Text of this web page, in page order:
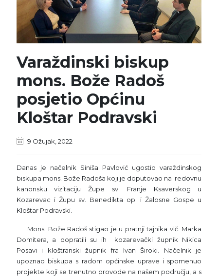
Varaždinski biskup
mons. Bože Radoš
posjetio Općinu
Kloštar Podravski
9 Ožujak, 2022
Danas je načelnik Siniša Pavlović ugostio varaždinskog
biskupa mons. Bože Radoša koji je doputovao na redovnu
kanonsku vizitaciju Župe sv. Franje Ksaverskog u
Kozarevac i Župu sv. Benedikta op. i Žalosne Gospe u
Kloštar Podravski.
Mons. Bože Radoš stigao je u pratnji tajnika vlč. Marka
Domitera, a dopratili su ih kozarevački župnik Nikica
Posavi i kloštranski župnik fra Ivan Široki. Načelnik je
upoznao biskupa s radom općinske uprave i spomenuo
projekte koji se trenutno provode na našem području, a s